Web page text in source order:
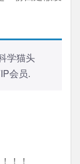
学猫头
会员.
！！